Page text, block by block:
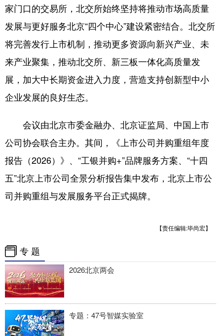
Deutsch Português
家门口的交易所，北交所始终坚持将推动市场高质量
发展与更好服务北京“四个中心”建设紧密结合。北交所
将完善发行上市机制，推动更多资源向新兴产业、未
来产业聚集，推动北交所、新三板一体化高质量发
展，加大中长期资金进入力度，营造支持创新型中小
企业发展的良好生态。
会议由北京市委金融办、北京证监局、中国上市
公司协会联合主办。其间，《上市公司并购重组年度
报告（2026）》、“工银并购+”品牌服务方案、“十四
五”北京上市公司全景分析报告集中发布，北京上市公
司并购重组与发展服务平台正式揭牌。
【责任编辑:毕尚宏】
专 题
2026北京两会
专题：47号智媒实验室